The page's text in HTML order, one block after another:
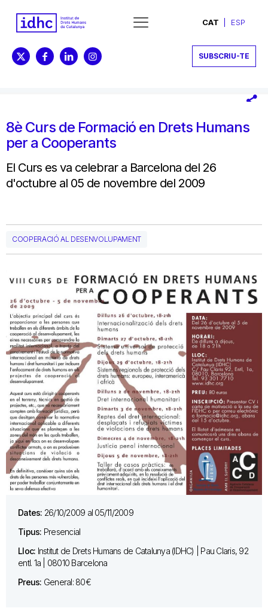
CAT ESP
SUBSCRIU-TE
8è Curs de Formació en Drets Humans
per a Cooperants
El Curs es va celebrar a Barcelona del 26
d'octubre al 05 de novembre del 2009
COOPERACIÓ AL DESENVOLUPAMENT
Dates: 26/10/2009 al 05/11/2009
Tipus: Presencial
Lloc: Institut de Drets Humans de Catalunya (IDHC) | Pau Claris, 92
entl. 1a | 08010 Barcelona
Preus: General: 80€